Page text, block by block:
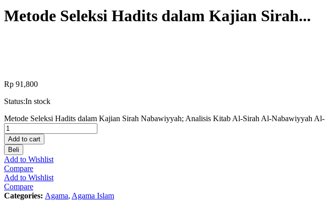
Metode Seleksi Hadits dalam Kajian Sirah...
Rp 91,800
Status:In stock
Metode Seleksi Hadits dalam Kajian Sirah Nabawiyyah; Analisis Kitab Al-Sirah Al-Nabawiyyah
Add to cart
Beli
Add to Wishlist
Compare
Add to Wishlist
Compare
Categories: Agama, Agama Islam